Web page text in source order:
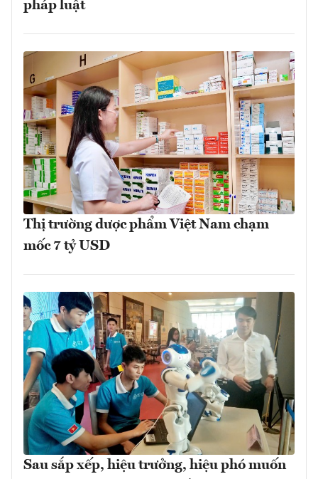
pháp luật
Thị trường dược phẩm Việt Nam chạm
mốc 7 tỷ USD
Sau sắp xếp, hiệu trưởng, hiệu phó muốn